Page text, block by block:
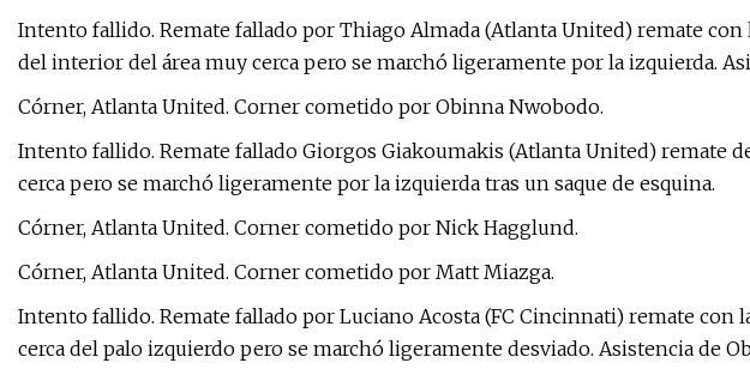
Intento fallido. Remate fallado por Thiago Almada (Atlanta United) remate con
del interior del área muy cerca pero se marchó ligeramente por la izquierda.
Córner, Atlanta United. Corner cometido por Obinna Nwobodo.
Intento fallido. Remate fallado Giorgos Giakoumakis (Atlanta United) remate
cerca pero se marchó ligeramente por la izquierda tras un saque de esquina.
Córner, Atlanta United. Corner cometido por Nick Hagglund.
Córner, Atlanta United. Corner cometido por Matt Miazga.
Intento fallido. Remate fallado por Luciano Acosta (FC Cincinnati) remate con
cerca del palo izquierdo pero se marchó ligeramente desviado. Asistencia de